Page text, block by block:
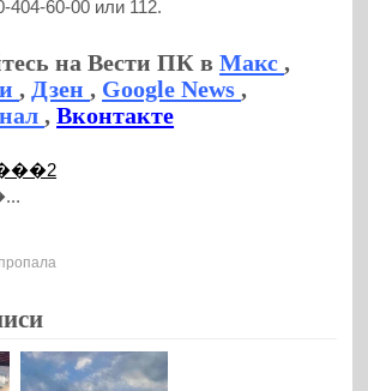
404-60-00 или 112.
на Вести ПК вМакс,
, Дзен, Google News,
,Вконтакте
пропала